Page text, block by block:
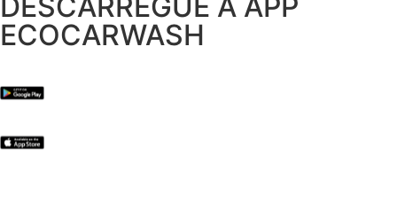
DESCARREGUE A APP
ECOCARWASH